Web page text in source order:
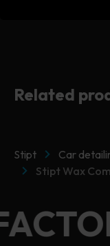
Related
Stipt Car
Stipt Wax